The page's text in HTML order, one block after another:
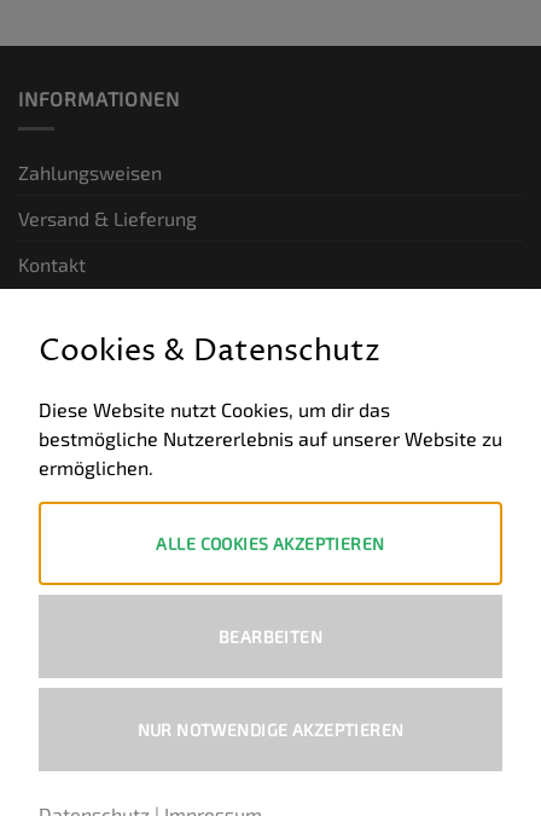
INFORMATIONEN
Zahlungsweisen
Versand & Lieferung
Kontakt
Allgemeine Geschäftsbedingungen
Datenschutz
PayPal Visa MasterCard
Bank
Cookies & Datenschutz
Diese Website nutzt Cookies, um dir das
bestmögliche Nutzererlebnis auf unserer Website zu
ermöglichen.
ALLE COOKIES AKZEPTIEREN
BEARBEITEN
NUR NOTWENDIGE AKZEPTIEREN